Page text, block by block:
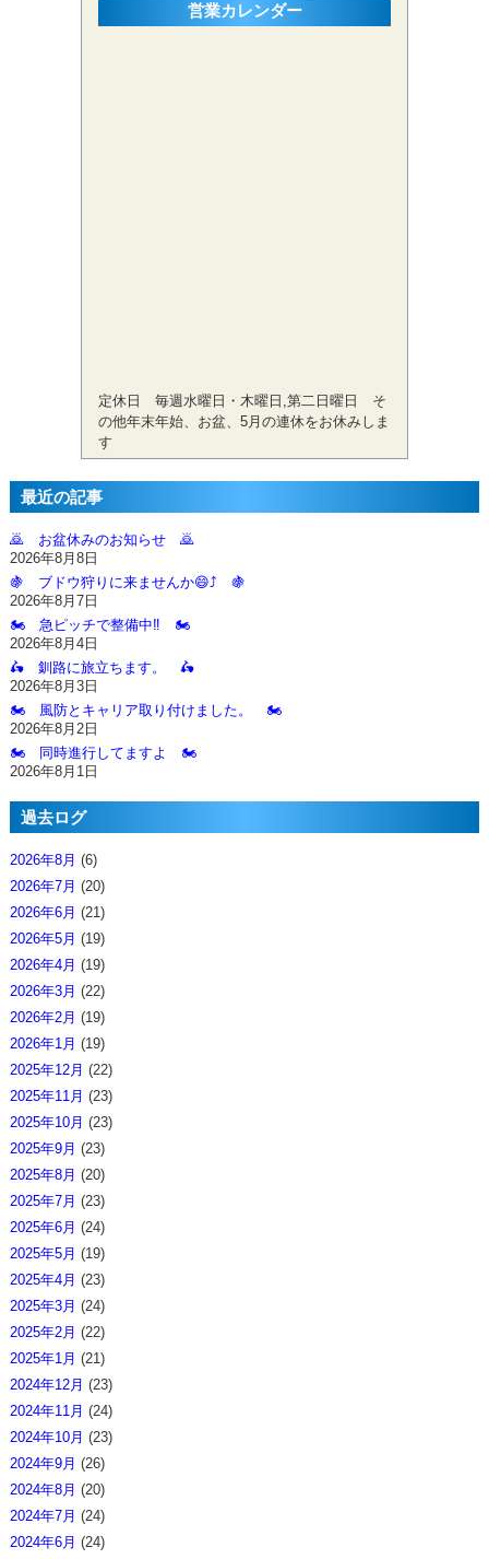
営業カレンダー
定休日 毎週水曜日・木曜日,第二日曜日 そ
の他年末年始、お盆、5月の連休をお休みしま
す
最近の記事
🙇‍ お盆休みのお知らせ 🙇‍
2026年8月8日
🍇 ブドウ狩りに来ませんか😄⤴️ 🍇
2026年8月7日
🏍️ 急ピッチで整備中‼️ 🏍️
2026年8月4日
🛵 釧路に旅立ちます。 🛵
2026年8月3日
🏍️ 風防とキャリア取り付けました。 🏍️
2026年8月2日
🏍️ 同時進行してますよ 🏍️
2026年8月1日
過去ログ
2026年8月 (6)
2026年7月 (20)
2026年6月 (21)
2026年5月 (19)
2026年4月 (19)
2026年3月 (22)
2026年2月 (19)
2026年1月 (19)
2025年12月 (22)
2025年11月 (23)
2025年10月 (23)
2025年9月 (23)
2025年8月 (20)
2025年7月 (23)
2025年6月 (24)
2025年5月 (19)
2025年4月 (23)
2025年3月 (24)
2025年2月 (22)
2025年1月 (21)
2024年12月 (23)
2024年11月 (24)
2024年10月 (23)
2024年9月 (26)
2024年8月 (20)
2024年7月 (24)
2024年6月 (24)